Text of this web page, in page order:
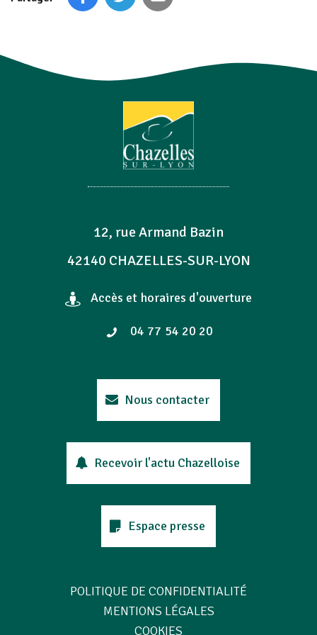
12, rue Armand Bazin
42140 CHAZELLES-SUR-LYON
Accès et horaires d'ouverture
04 77 54 20 20
Nous contacter
Recevoir l'actu Chazelloise
Espace presse
POLITIQUE DE CONFIDENTIALITÉ
MENTIONS LÉGALES
COOKIES